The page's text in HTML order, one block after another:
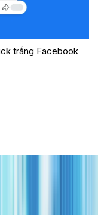
trắng Facebook